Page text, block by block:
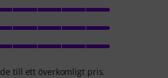
till ett överkomligt pris.